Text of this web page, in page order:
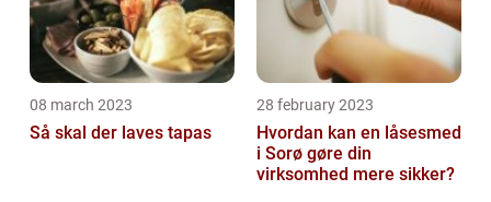
08 march 2023
Så skal der laves tapas
28 february 2023
Hvordan kan en låsesmed
i Sorø gøre din
virksomhed mere sikker?